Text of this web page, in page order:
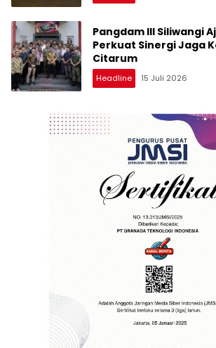
Pangdam III Siliwangi
Perkuat Sinergi Jaga
Citarum
Headline 15 Juli 2026